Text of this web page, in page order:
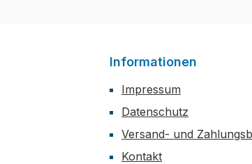
Informationen
Impressum
Datenschutz
Versand- und
Kontakt